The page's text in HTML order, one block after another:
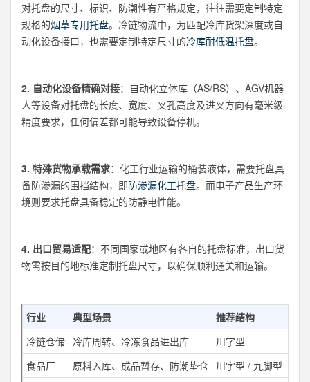
对托盘的尺寸、标识、防潮性有严格规定，往往需要定制特定
规格的烟草专用托盘。冷链物流中，为匹配冷库货架深度或自
动化设备接口，也需要定制特定尺寸的冷库耐低温托盘。
2. 自动化设备精确对接：自动化立体库（AS/RS）、AGV机器
人等设备对托盘的长度、宽度、叉孔高度及进叉方向有毫米级
精度要求，任何偏差都可能导致设备停机。
3. 特殊货物承载需求：化工行业运输的桶装液体，需要托盘具
备防渗漏的围挡结构，即防渗漏化工托盘。而电子产品生产环
境则要求托盘具备稳定的防静电性能。
4. 出口贸易适配：不同国家或地区有各自的托盘标准，出口货
物需按目的地标准定制托盘尺寸，以确保顺利通关和运输。
行业 典型场景 推荐结构
冷链仓储 冷库周转、冷冻食品进出库 川字型
食品厂
原料入库、成品暂存、防潮垫仓 川字型 / 九脚型